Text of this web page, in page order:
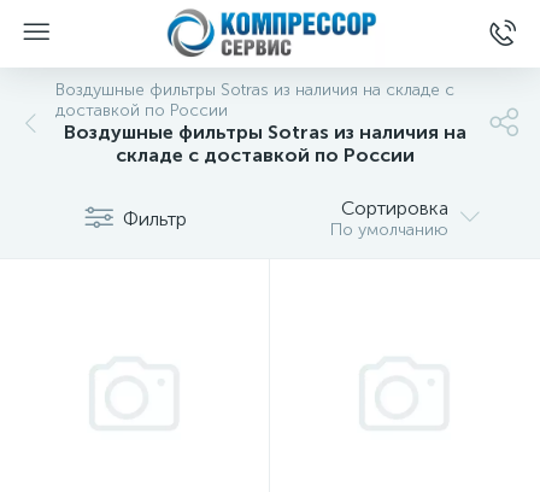
Воздушные фильтры Sotras из наличия на складе с
доставкой по России
Воздушные фильтры Sotras из наличия на
складе с доставкой по России
Фильтр Сортировка
По умолчанию